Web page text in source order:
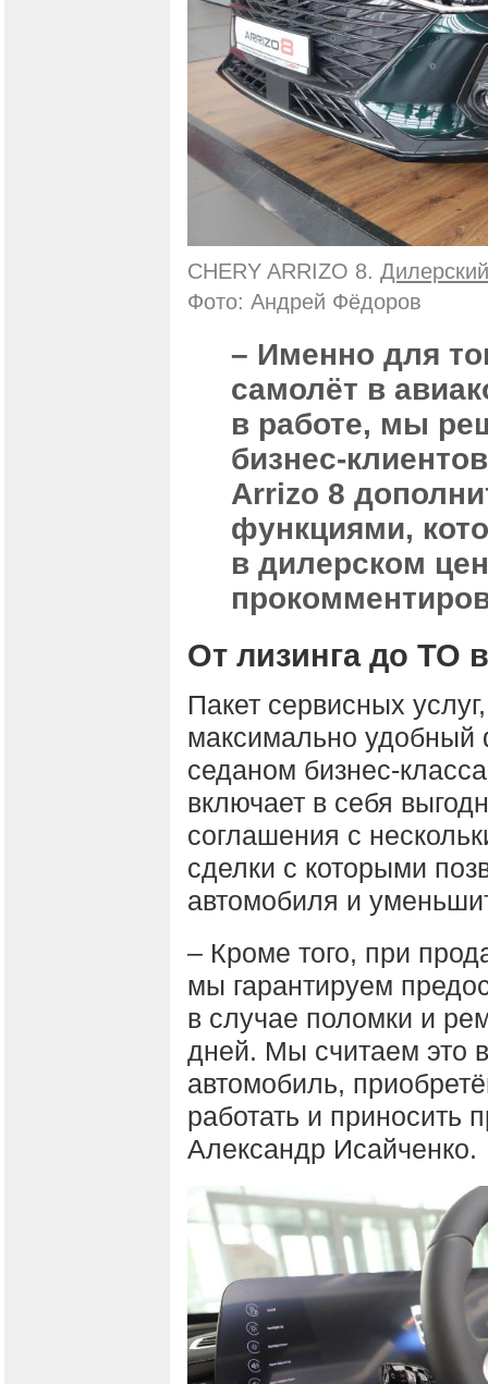
CHERY ARRIZO 8.
Фото: Андрей Фёдоров
– Именно для
самолёт в
в работе, мы
бизнес-
Arrizo 8
функциями,
в дилерском
От лизинга до ТО
Пакет сервисных
максимально удобный
седаном бизнес-
включает в себя
соглашения с
сделки с которыми
автомобиля и
– Кроме того, при
мы гарантируем
в случае поломки и
дней. Мы считаем это
автомобиль,
работать и приносить
Александр Исайченко.